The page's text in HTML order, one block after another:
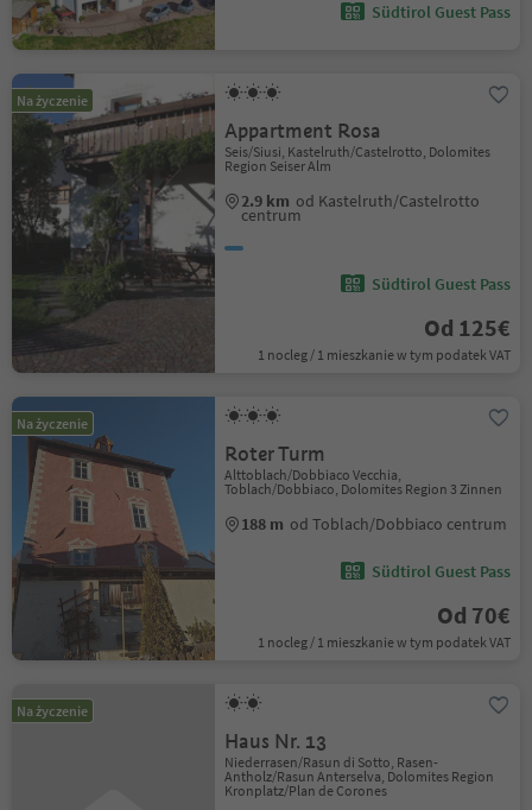
Südtirol Guest Pass
Na życzenie
Appartment Rosa
Seis/Siusi, Kastelruth/Castelrotto, Dolomites
Region Seiser Alm
2.9 km od Kastelruth/Castelrotto
centrum
Südtirol Guest Pass
Od 125€
1 nocleg / 1 mieszkanie w tym podatek VAT
Na życzenie
Roter Turm
Alttoblach/Dobbiaco Vecchia,
Toblach/Dobbiaco, Dolomites Region 3 Zinnen
188 m od Toblach/Dobbiaco centrum
Südtirol Guest Pass
Od 70€
1 nocleg / 1 mieszkanie w tym podatek VAT
Na życzenie
Haus Nr. 13
Niederrasen/Rasun di Sotto, Rasen-
Antholz/Rasun Anterselva, Dolomites Region
Kronplatz/Plan de Corones